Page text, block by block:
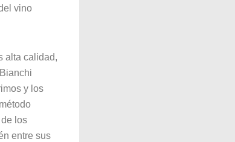
vino
alta calidad,
y los
los
entre sus